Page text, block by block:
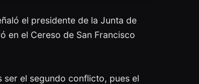
el presidente de la Junta de
en el Cereso de San Francisco
el segundo conflicto, pues el